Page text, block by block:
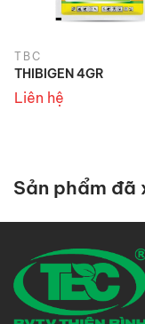
TBC
THIBIGEN 4GR
Liên hệ
Sản phẩm đã